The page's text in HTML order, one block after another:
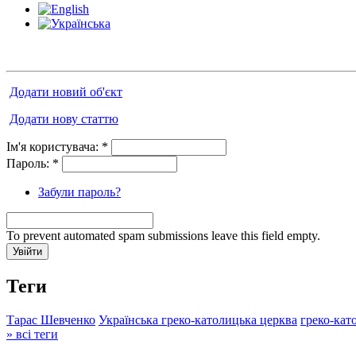
Додати новий об'єкт
Додати нову статтю
Ім'я користувача: *
Пароль: *
Забули пароль?
To prevent automated spam submissions leave this field empty.
Теги
Тарас Шевченко Українська греко-католицька церква греко-
» всі теги